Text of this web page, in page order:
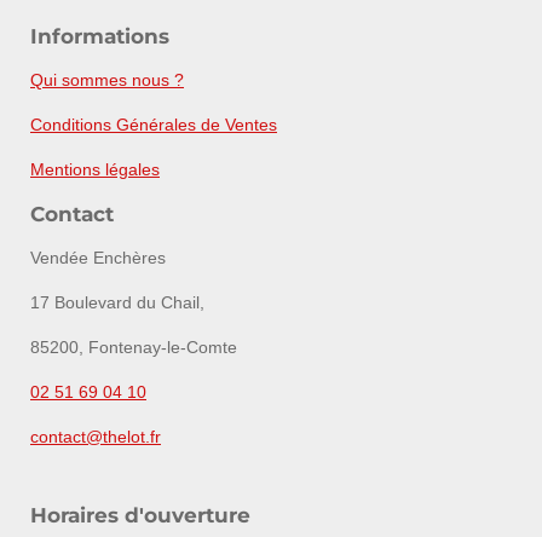
Informations
Qui sommes nous ?
Conditions Générales de Ventes
Mentions légales
Contact
Vendée Enchères
17 Boulevard du Chail,
85200, Fontenay-le-Comte
02 51 69 04 10
contact@thelot.fr
Horaires d'ouverture